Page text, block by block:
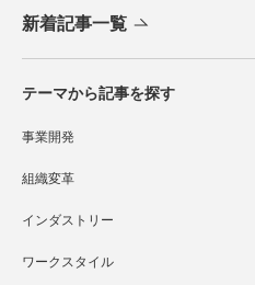
新着記事一覧
テーマから記事を探す
事業開発
組織変革
インダストリー
ワークスタイル